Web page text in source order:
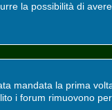
la possibilità di
mandata la prima
i forum rimuovono